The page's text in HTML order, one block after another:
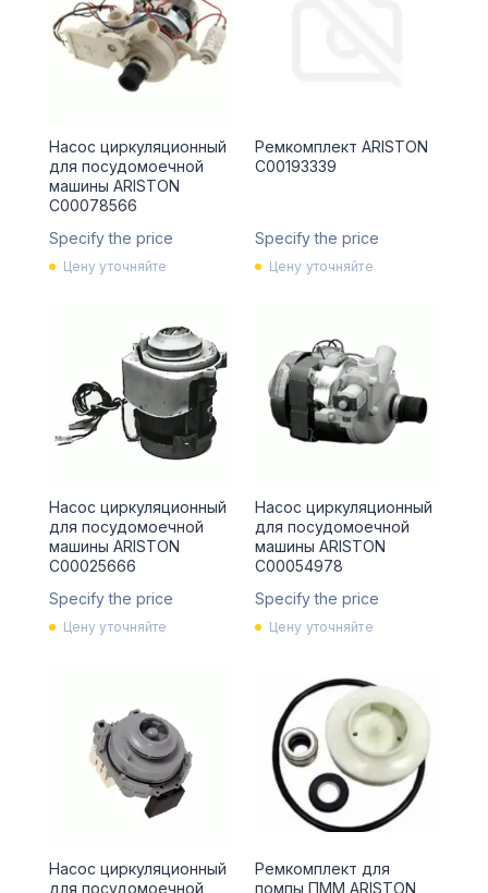
Насос циркуляционный
для посудомоечной
машины ARISTON
C00078566
Specify the price
Цену уточняйте
Ремкомплект ARISTON
C00193339
Specify the price
Цену уточняйте
Насос циркуляционный
для посудомоечной
машины ARISTON
C00025666
Specify the price
Цену уточняйте
Насос циркуляционный
для посудомоечной
машины ARISTON
C00054978
Specify the price
Цену уточняйте
Насос циркуляционный
для посудомоечной
Ремкомплект для
помпы ПММ ARISTON